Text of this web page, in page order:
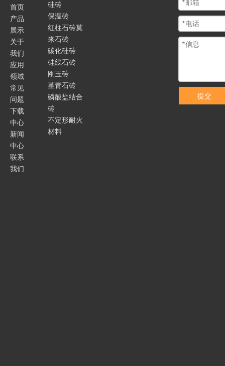
浇钢砖
首页
产品
展示
关于
我们
应用
领域
常见
问题
下载
中心
新闻
中心
联系
我们
硅砖
保温砖
红柱石砖莫
来石砖
碳化硅砖
硅线石砖
刚玉砖
堇青石砖
磷酸盐结合
砖
不定形耐火
材料
提交